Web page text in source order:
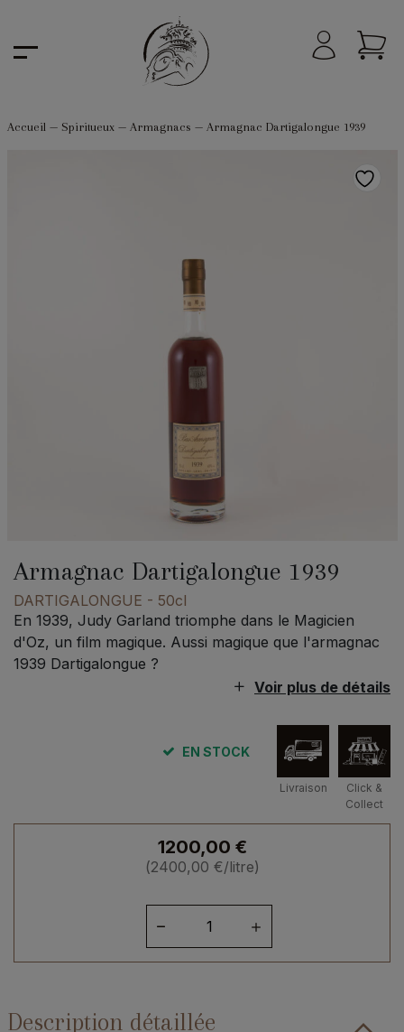
Accueil— Spiritueux— Armagnacs — Armagnac Dartigalongue 1939
Armagnac Dartigalongue 1939
DARTIGALONGUE - 50cl
En 1939, Judy Garland triomphe dans le Magicien
d'Oz, un film magique. Aussi magique que l'armagnac
1939 Dartigalongue ?
Voir plus de détails
EN STOCK
Livraison
Click &
Collect
1200,00 €
(2400,00 €/litre)
Armagnac
Description détaillée